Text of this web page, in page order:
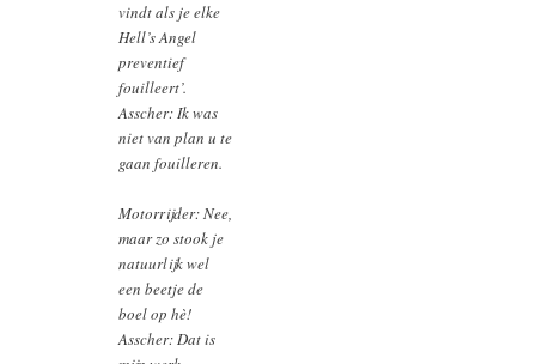
vindt als je elke
Hell’s Angel
preventief
fouilleert’.
Asscher:Ik was
niet van plan u te
gaan fouilleren.
Motorrijder:Nee,
maar zo stook je
natuurlijk wel
een beetje de
boel op hè!
Asscher:Dat is